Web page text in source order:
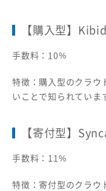
【購入型】
手数料：10%
特徴：購入型のクラウ
いことで知られていま
【寄付型】
手数料：11%
特徴：寄付型のクラウ